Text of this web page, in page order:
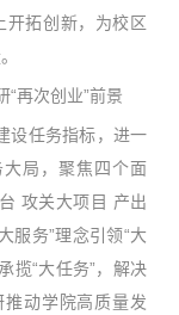
开拓创新，为校区
再次创业”前景
设任务指标，进一
局，聚焦四个面
攻关大项目 产出
服务”理念引领“大
揽“大任务”，解决
推动学院高质量发